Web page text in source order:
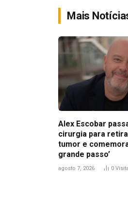
Mais
Alex Escobar
cirurgia para
tumor e
grande passo’
agosto 7, 2026 0